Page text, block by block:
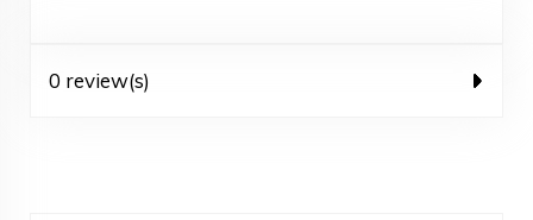
0 review(s)